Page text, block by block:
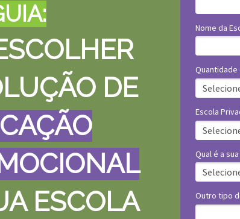
DE
ESCOLA
Nome da
Quantidade
Escola
Qual é a
Outro tipo